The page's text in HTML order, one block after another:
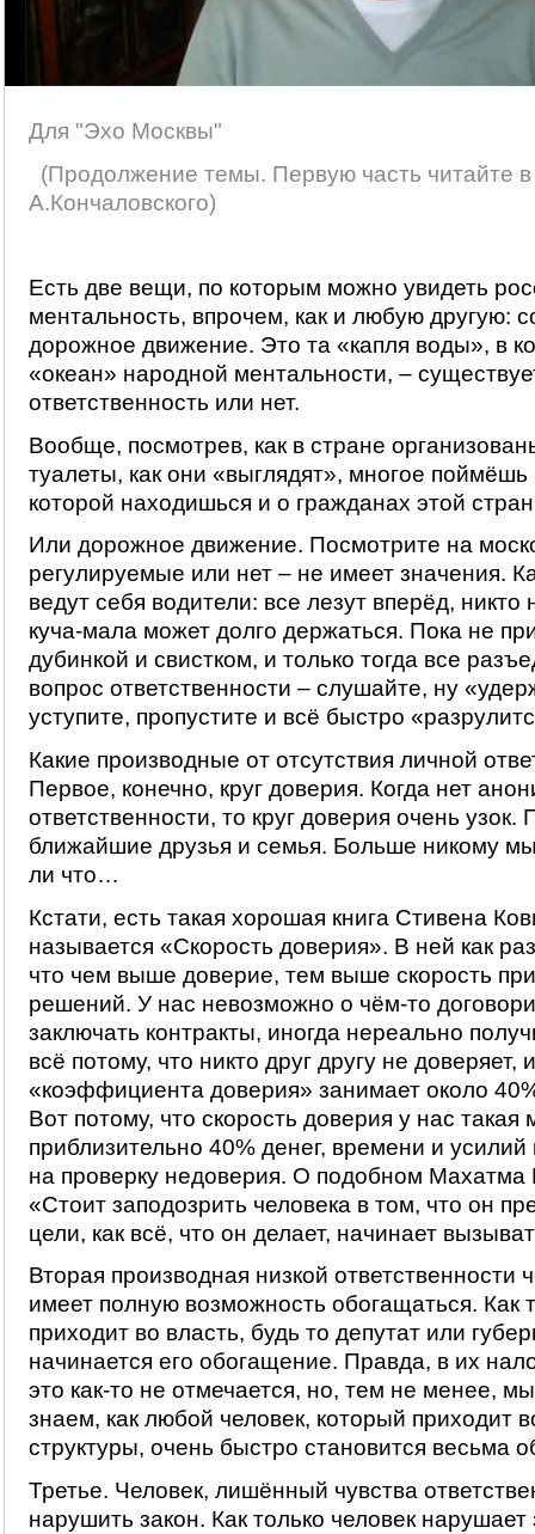
Для "Эхо Москвы"
(Продолжение темы. Первую часть читайте
А.Кончаловского)
Есть две вещи, по которым можно увидеть
ментальность, впрочем, как и любую другую:
дорожное движение. Это та «капля воды», в
«океан» народной ментальности, –
ответственность или нет.
Вообще, посмотрев, как в стране
туалеты, как они «выглядят», многое поймёшь
которой находишься и о гражданах этой
Или дорожное движение. Посмотрите на
регулируемые или нет – не имеет значения.
ведут себя водители: все лезут вперёд, никто
куча-мала может долго держаться. Пока не
дубинкой и свистком, и только тогда все
вопрос ответственности – слушайте, ну
уступите, пропустите и всё быстро
Какие производные от отсутствия личной
Первое, конечно, круг доверия. Когда нет
ответственности, то круг доверия очень узок.
ближайшие друзья и семья. Больше никому
ли что…
Кстати, есть такая хорошая книга Стивена
называется «Скорость доверия». В ней как
что чем выше доверие, тем выше скорость
решений. У нас невозможно о чём-то
заключать контракты, иногда нереально
всё потому, что никто друг другу не доверяет,
«коэффициента доверия» занимает около
Вот потому, что скорость доверия у нас такая
приблизительно 40% денег, времени и усилий
на проверку недоверия. О подобном Махатма
«Стоит заподозрить человека в том, что он
цели, как всё, что он делает, начинает
Вторая производная низкой ответственности
имеет полную возможность обогащаться. Как
приходит во власть, будь то депутат или
начинается его обогащение. Правда, в их
это как-то не отмечается, но, тем не менее,
знаем, как любой человек, который приходит
структуры, очень быстро становится весьма
Третье. Человек, лишённый чувства
нарушить закон. Как только человек нарушает